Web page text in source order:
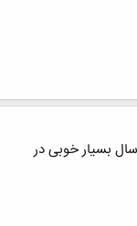
بسیار خوبی در